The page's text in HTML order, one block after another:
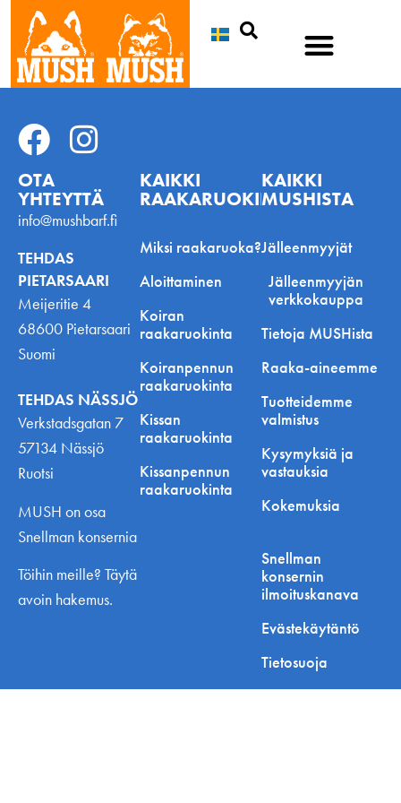
OTA
YHTEYTTÄ
info@mushbarf.fi
TEHDAS
PIETARSAARI
Meijeritie 4
68600 Pietarsaari
Suomi
TEHDAS NÄSSJÖ
Verkstadsgatan 7
57134 Nässjö
Ruotsi
MUSH on osa
Snellman konsernia
Töihin meille? Täytä
avoin hakemus.
KAIKKI
RAAKARUOKINNASTA
Miksi raakaruoka?
Aloittaminen
Koiran
raakaruokinta
Koiranpennun
raakaruokinta
Kissan
raakaruokinta
Kissanpennun
raakaruokinta
KAIKKI
MUSHISTA
Jälleenmyyjät
Jälleenmyyjän
verkkokauppa
Tietoja MUSHista
Raaka-aineemme
Tuotteidemme
valmistus
Kysymyksiä ja
vastauksia
Kokemuksia
Snellman
konsernin
ilmoituskanava
Evästekäytäntö
Tietosuoja